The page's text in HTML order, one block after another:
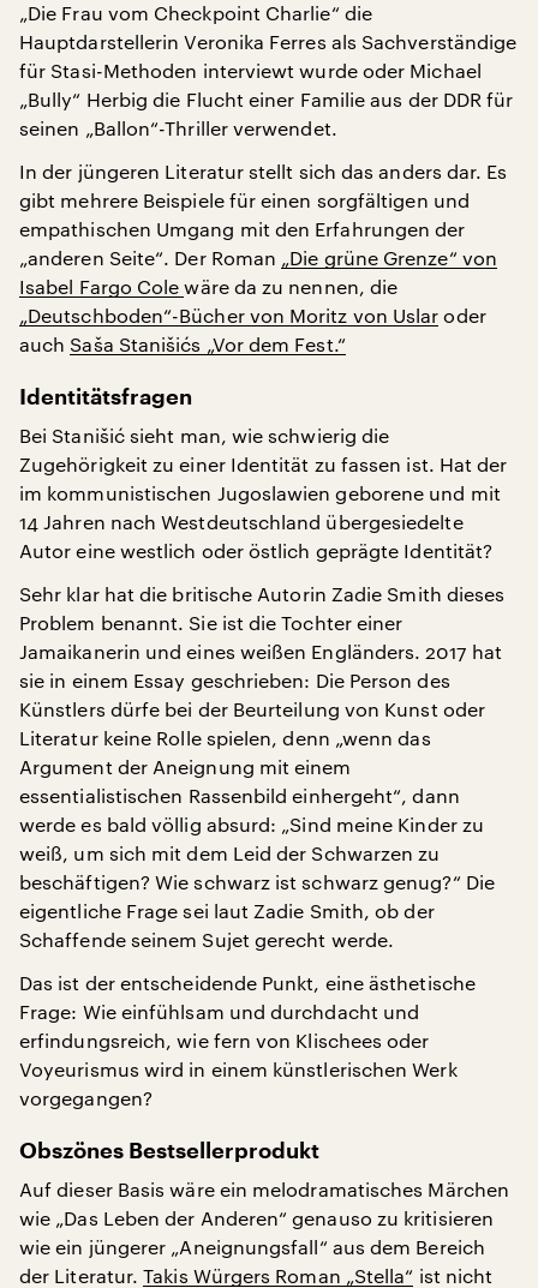
„Die Frau vom Checkpoint Charlie“ die
Hauptdarstellerin Veronika Ferres als Sachverständige
für Stasi-Methoden interviewt wurde oder Michael
„Bully“ Herbig die Flucht einer Familie aus der DDR für
seinen „Ballon“-Thriller verwendet.
In der jüngeren Literatur stellt sich das anders dar. Es
gibt mehrere Beispiele für einen sorgfältigen und
empathischen Umgang mit den Erfahrungen der
„anderen Seite“. Der Roman „Die grüne Grenze“ von
Isabel Fargo Colewäre da zu nennen, die
„Deutschboden“-Bücher von Moritz von Uslar oder
auch Saša Stanišićs „Vor dem Fest.“
Identitätsfragen
Bei Stanišić sieht man, wie schwierig die
Zugehörigkeit zu einer Identität zu fassen ist. Hat der
im kommunistischen Jugoslawien geborene und mit
14 Jahren nach Westdeutschland übergesiedelte
Autor eine westlich oder östlich geprägte Identität?
Sehr klar hat die britische Autorin Zadie Smith dieses
Problem benannt. Sie ist die Tochter einer
Jamaikanerin und eines weißen Engländers. 2017 hat
sie in einem Essay geschrieben: Die Person des
Künstlers dürfe bei der Beurteilung von Kunst oder
Literatur keine Rolle spielen, denn „wenn das
Argument der Aneignung mit einem
essentialistischen Rassenbild einhergeht“, dann
werde es bald völlig absurd: „Sind meine Kinder zu
weiß, um sich mit dem Leid der Schwarzen zu
beschäftigen? Wie schwarz ist schwarz genug?“ Die
eigentliche Frage sei laut Zadie Smith, ob der
Schaffende seinem Sujet gerecht werde.
Das ist der entscheidende Punkt, eine ästhetische
Frage: Wie einfühlsam und durchdacht und
erfindungsreich, wie fern von Klischees oder
Voyeurismus wird in einem künstlerischen Werk
vorgegangen?
Obszönes Bestsellerprodukt
Auf dieser Basis wäre ein melodramatisches Märchen
wie „Das Leben der Anderen“ genauso zu kritisieren
wie ein jüngerer „Aneignungsfall“ aus dem Bereich
der Literatur.Takis Würgers Roman „Stella“ ist nicht